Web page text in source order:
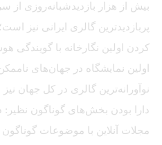
بیش از هزار بازدیدشبانه‌روزی از
پربازدیدترین گالری ایرانی نیز
کردن اولین نگارخانه با گویندگی
اولین نمایشگاه در جهان‌های
نوآورانه‌ترین گالری در کل جهان
دارا بودن بخش‌های گوناگون نظیر:
مجلات آنلاین با موضوعات گوناگون